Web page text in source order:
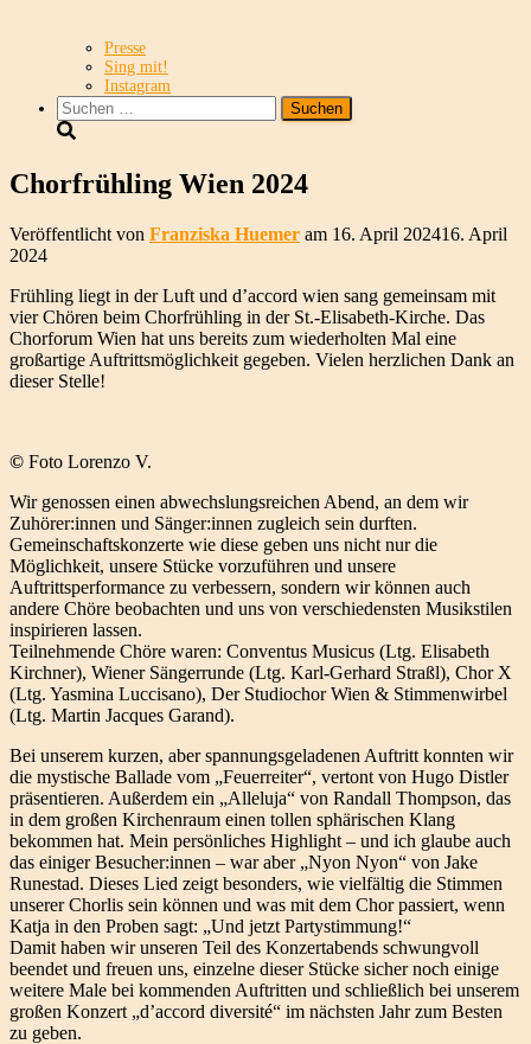
Presse
Sing mit!
Instagram
Suchen
nach:
Chorfrühling Wien 2024
Veröffentlicht von Franziska Huemer am 16. April 202416. April
2024
Frühling liegt in der Luft und d’accord wien sang gemeinsam mit
vier Chören beim Chorfrühling in der St.-Elisabeth-Kirche. Das
Chorforum Wien hat uns bereits zum wiederholten Mal eine
großartige Auftrittsmöglichkeit gegeben. Vielen herzlichen Dank an
dieser Stelle!
© Foto Lorenzo V.
Wir genossen einen abwechslungsreichen Abend, an dem wir
Zuhörer:innen und Sänger:innen zugleich sein durften.
Gemeinschaftskonzerte wie diese geben uns nicht nur die
Möglichkeit, unsere Stücke vorzuführen und unsere
Auftrittsperformance zu verbessern, sondern wir können auch
andere Chöre beobachten und uns von verschiedensten Musikstilen
inspirieren lassen.
Teilnehmende Chöre waren: Conventus Musicus (Ltg. Elisabeth
Kirchner), Wiener Sängerrunde (Ltg. Karl-Gerhard Straßl), Chor X
(Ltg. Yasmina Luccisano), Der Studiochor Wien & Stimmenwirbel
(Ltg. Martin Jacques Garand).
Bei unserem kurzen, aber spannungsgeladenen Auftritt konnten wir
die mystische Ballade vom „Feuerreiter“, vertont von Hugo Distler
präsentieren. Außerdem ein „Alleluja“ von Randall Thompson, das
in dem großen Kirchenraum einen tollen sphärischen Klang
bekommen hat. Mein persönliches Highlight – und ich glaube auch
das einiger Besucher:innen – war aber „Nyon Nyon“ von Jake
Runestad. Dieses Lied zeigt besonders, wie vielfältig die Stimmen
unserer Chorlis sein können und was mit dem Chor passiert, wenn
Katja in den Proben sagt: „Und jetzt Partystimmung!“
Damit haben wir unseren Teil des Konzertabends schwungvoll
beendet und freuen uns, einzelne dieser Stücke sicher noch einige
weitere Male bei kommenden Auftritten und schließlich bei unserem
großen Konzert „d’accord diversité“ im nächsten Jahr zum Besten
zu geben.